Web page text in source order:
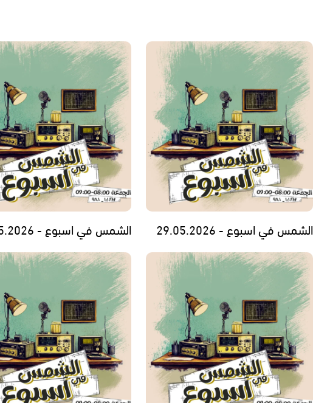
الشمس في اسبوع - 29.05.2026 الشمس في اسبوع - 22.05.2026